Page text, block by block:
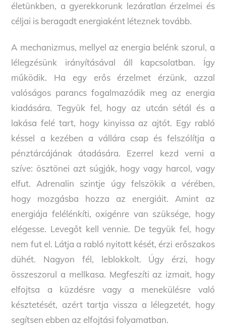
életünkben, a gyerekkorunk lezáratlan érzelmei és
céljai is beragadt energiaként léteznek tovább.
A mechanizmus, mellyel az energia belénk szorul, a
lélegzésünk irányításával áll kapcsolatban. Így
működik. Ha egy erős érzelmet érzünk, azzal
valóságos parancs fogalmazódik meg az energia
kiadására. Tegyük fel, hogy az utcán sétál és a
lakása felé tart, hogy kinyissa az ajtót. Egy rabló
késsel a kezében a vállára csap és felszólítja a
pénztárcájának átadására. Ezerrel kezd verni a
szíve: ösztönei azt súgják, hogy vagy harcol, vagy
elfut. Adrenalin szintje úgy felszökik a vérében,
hogy mozgásba hozza az energiáit. Amint az
energiája felélénkíti, oxigénre van szüksége, hogy
elégesse. Levegőt kell vennie. De tegyük fel, hogy
nem fut el. Látja a rabló nyitott kését, érzi erőszakos
dühét. Nagyon fél, leblokkolt. Úgy érzi, hogy
összeszorul a mellkasa. Megfeszíti az izmait, hogy
elfojtsa a küzdésre vagy a menekülésre való
késztetését, azért tartja vissza a lélegzetét, hogy
segítsen ebben az elfojtási folyamatban.